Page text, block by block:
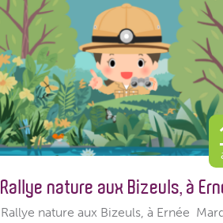
Rallye nature aux Bizeuls, à
Rallye nature aux Bizeuls, à Ernée